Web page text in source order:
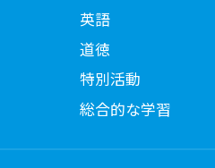
英語
道徳
特別活動
総合的な学習